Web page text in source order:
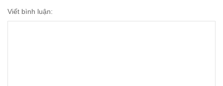
Viết bình luận: